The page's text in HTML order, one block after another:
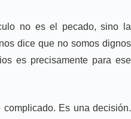
no es el pecado, sino la
dice que no somos dignos
es precisamente para ese
Es una decisión.